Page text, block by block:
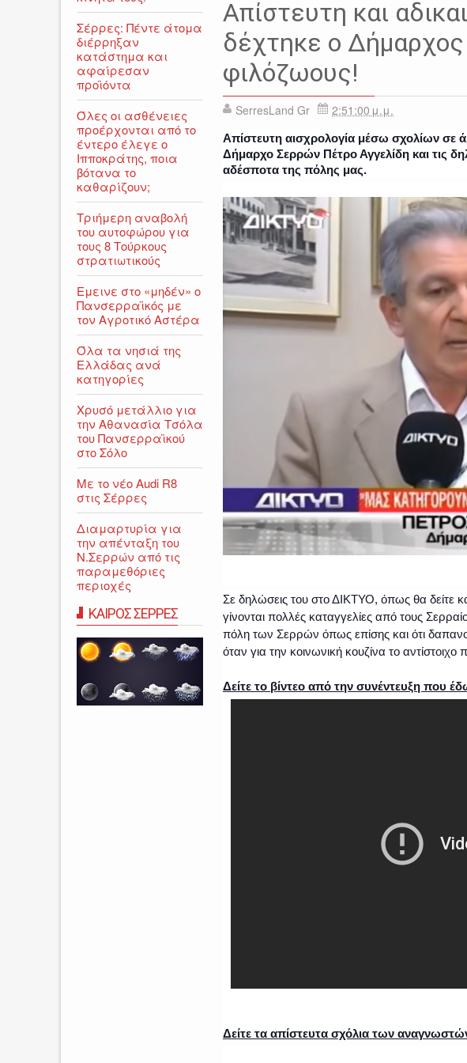
Απίστευτη και
δέχτηκε ο
φιλόζωους!
SerresLand Gr 2:51:00 μ.μ.
Απίστευτη αισχρολογία μέσω σχολίων σε
Δήμαρχο Σερρών Πέτρο Αγγελίδη και τις
αδέσποτα της πόλης μας.
Σε δηλώσεις του στο ΔΙΚΤΥΟ, όπως θα δείτε
γίνονται πολλές καταγγελίες από τους
πόλη των Σερρών όπως επίσης και ότι
όταν για την κοινωνική κουζίνα το
Δείτε το βίντεο από την συνέντευξη που
Δείτε τα απίστευτα σχόλια των
Σέρρες: Πέντε άτομα
διέρρηξαν
κατάστημα και
αφαίρεσαν
προϊόντα
Όλες οι ασθένειες
προέρχονται από το
έντερο έλεγε ο
Ιπποκράτης, ποια
βότανα το
καθαρίζουν;
Τριήμερη αναβολή
του αυτοφώρου για
τους 8 Τούρκους
στρατιωτικούς
Εμεινε στο «μηδέν» o
Πανσερραϊκός με
τον Αγροτικό Αστέρα
Όλα τα νησιά της
Ελλάδας ανά
κατηγορίες
Χρυσό μετάλλιο για
την Αθανασία Τσόλα
του Πανσερραϊκού
στο Σόλο
Με το νέο Audi R8
στις Σέρρες
Διαμαρτυρία για
την απένταξη του
Ν.Σερρών από τις
παραμεθόριες
περιοχές
ΚΑΙΡΟΣ ΣΕΡΡΕΣ